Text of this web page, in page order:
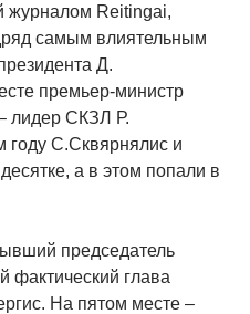
журналом Reitingai,
самым влиятельным
Д.
премьер-министр
лидер СКЗЛ Р.
году С.Сквярнялис и
а в этом попали в
председатель
фактический глава
На пятом месте –